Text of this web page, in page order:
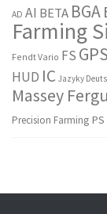
AD AI BETA BGA
Farming
Fendt Vario FS GPS
HUD IC Jazyky
Massey
Precision Farming PS